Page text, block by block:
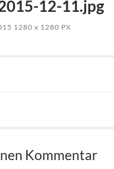
12-11.jpg
1280x 1280 PX
Kommentar